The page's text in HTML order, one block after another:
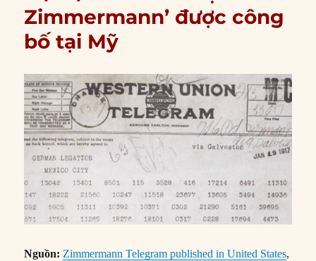
Zimmermann’ được công
bố tại Mỹ
Nguồn: Zimmermann Telegram published in United States,